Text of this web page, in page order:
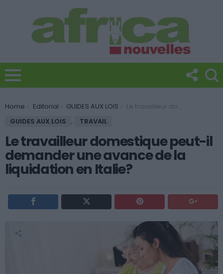
You are here:
Home Editorial GUIDES AUX LOIS
Le travailleur domestique peut-il demander une avance de la liquidation en Italie?
GUIDES AUX LOIS
, TRAVAIL
Le travailleur domestique peut-il
demander une avance de la
liquidation en Italie?